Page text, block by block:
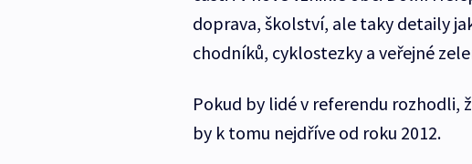
doprava, školství, ale taky detaily
chodníků, cyklostezky a veřejné
Pokud by lidé v referendu rozhodli,
by k tomu nejdříve od roku 2012.